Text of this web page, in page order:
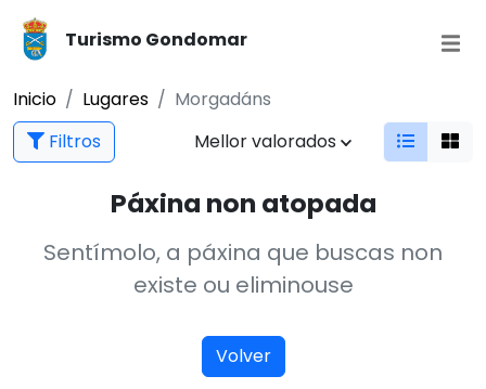
Turismo Gondomar
Inicio Lugares
Morgadáns
Filtros
Mellor valorados
Páxina non atopada
Sentímolo, a páxina que buscas non
existe ou eliminouse
Volver